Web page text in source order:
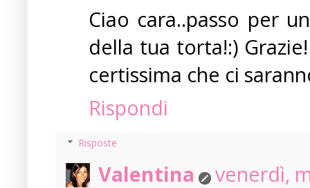
Ciao cara..passo per
della tua torta!:)
certissima che ci
Rispondi
Risposte
Valentina
venerdì,